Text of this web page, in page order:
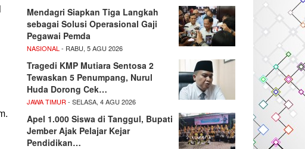
Mendagri Siapkan Tiga Langkah
sebagai Solusi Operasional Gaji
Pegawai Pemda
NASIONAL - RABU, 5 AGU 2026
Tragedi KMP Mutiara Sentosa 2
Tewaskan 5 Penumpang, Nurul
Huda Dorong Cek…
JAWA TIMUR - SELASA, 4 AGU 2026
Apel 1.000 Siswa di Tanggul, Bupati
Jember Ajak Pelajar Kejar
Pendidikan…